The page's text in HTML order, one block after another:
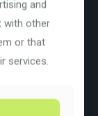
und zu allem
and
with other
or that
services.